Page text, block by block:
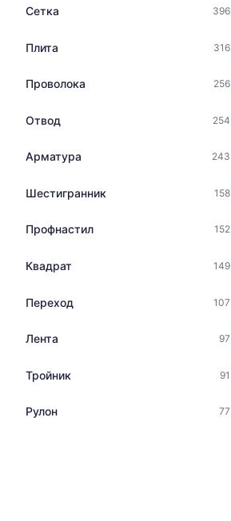
Сетка 396
Плита 316
Проволока 256
Отвод 254
Арматура 243
Шестигранник 158
Профнастил 152
Квадрат 149
Переход 107
Лента 97
Тройник 91
Рулон 77